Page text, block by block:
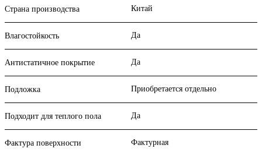
Страна производства Китай
Влагостойкость Да
Антистатичное покрытие Да
Подложка Приобретается отдельно
Подходит для теплого пола Да
Фактура поверхности Фактурная